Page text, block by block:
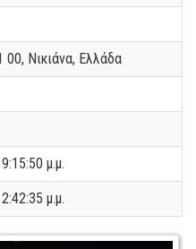
00, Νικιάνα, Ελλάδα
μ.μ.
μ.μ.